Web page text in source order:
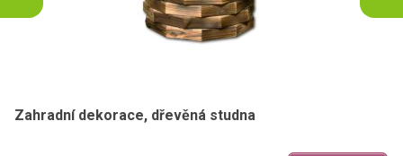
Zahradní dekorace, dřevěná studna